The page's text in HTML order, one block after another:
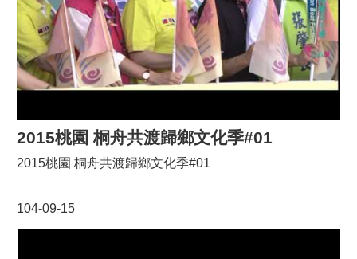
2015桃園 桐舟共渡歸鄉文化季#01
104-09-15
2015桃園 桐舟共渡歸鄉文化季#01